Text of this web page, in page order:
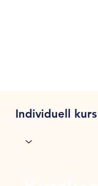
Individuell kurs